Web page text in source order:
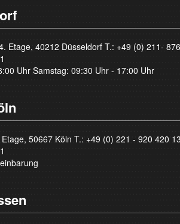
Etage, 40212 Düsseldorf T.: +49 (0) 211-
Uhr Samstag: 09:30 Uhr - 17:00 Uhr
50667 Köln T.: +49 (0) 221 - 920 420 13